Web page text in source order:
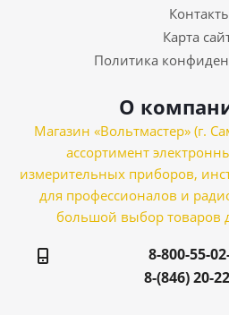
Карта
Политика
О
Магазин «Вольтмастер» (г.
ассортимент
измерительных приборов,
для профессионалов и
большой выбор товаров
8-800-55-
8-(846) 20-